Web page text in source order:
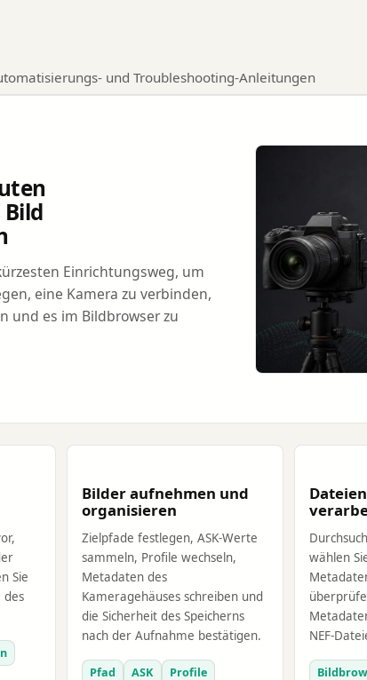
und Troubleshooting-Anleitungen
Einrichtungsweg, um
eine Kamera zu verbinden,
und es im Bildbrowser zu
Sie
des
Bilder aufnehmen und
organisieren
Zielpfade festlegen, ASK-Werte
sammeln, Profile wechseln,
Metadaten des
Kameragehäuses schreiben und
die Sicherheit des Speicherns
nach der Aufnahme bestätigen.
Pfad ASK
Profile
wählen
NEF-